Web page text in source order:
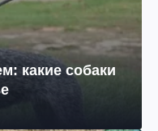
какие собаки